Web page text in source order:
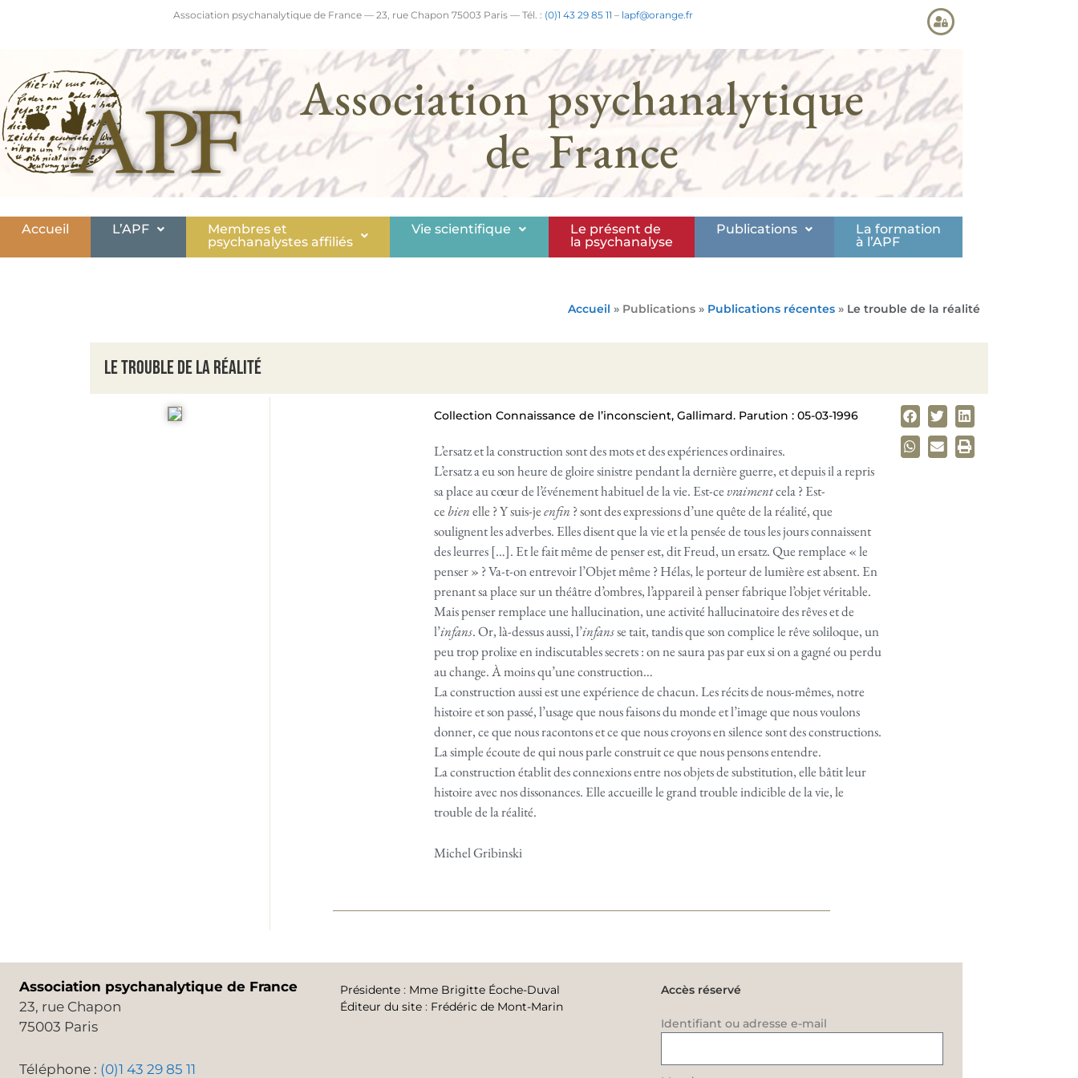
Association psychanalytique de France — 23, rue Chapon 75003 Paris — Tél. : (0)1 43 29 85 11 – lapf@orange.fr
Association psychanalytique
de France
Accueil L’APF
Membres et
psychanalystes affiliés
Vie scientifique
Le présent de
la psychanalyse
Publications
La formation
à l’APF
Accueil » Publications » Publications récentes » Le trouble de la réalité
Le trouble de la réalité
Collection Connaissance de l’inconscient, Gallimard. Parution : 05-03-1996
L’ersatz et la construction sont des mots et des expériences ordinaires.
L’ersatz a eu son heure de gloire sinistre pendant la dernière guerre, et depuis il a repris
sa place au cœur de l’événement habituel de la vie. Est-ce vraimentcela ? Est-
ce bienelle ? Y suis-jeenfin ? sont des expressions d’une quête de la réalité, que
soulignent les adverbes. Elles disent que la vie et la pensée de tous les jours connaissent
des leurres […]. Et le fait même de penser est, dit Freud, un ersatz. Que remplace « le
penser » ? Va-t-on entrevoir l’Objet même ? Hélas, le porteur de lumière est absent. En
prenant sa place sur un théâtre d’ombres, l’appareil à penser fabrique l’objet véritable.
Mais penser remplace une hallucination, une activité hallucinatoire des rêves et de
l’infans. Or, là-dessus aussi, l’infansse tait, tandis que son complice le rêve soliloque, un
peu trop prolixe en indiscutables secrets : on ne saura pas par eux si on a gagné ou perdu
au change. À moins qu’une construction…
La construction aussi est une expérience de chacun. Les récits de nous-mêmes, notre
histoire et son passé, l’usage que nous faisons du monde et l’image que nous voulons
donner, ce que nous racontons et ce que nous croyons en silence sont des constructions.
La simple écoute de qui nous parle construit ce que nous pensons entendre.
La construction établit des connexions entre nos objets de substitution, elle bâtit leur
histoire avec nos dissonances. Elle accueille le grand trouble indicible de la vie, le
trouble de la réalité.
Michel Gribinski
Association psychanalytique de France
23, rue Chapon
75003 Paris
Téléphone : (0)1 43 29 85 11
Présidente: Mme Brigitte Éoche-Duval
Éditeur du site: Frédéric de Mont-Marin
Accès réservé
Identifiant ou adresse e-mail